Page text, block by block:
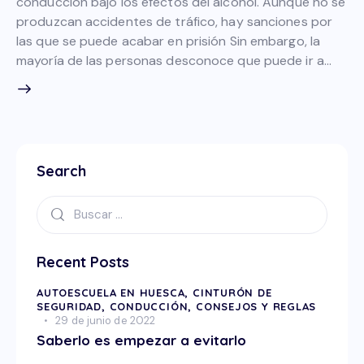
produzcan accidentes de tráfico, hay sanciones por
las que se puede acabar en prisión Sin embargo, la
mayoría de las personas desconoce que puede ir a…
Search
Recent Posts
AUTOESCUELA EN HUESCA, CINTURÓN DE
SEGURIDAD, CONDUCCIÓN, CONSEJOS Y REGLAS
29 de junio de 2022
Saberlo es empezar a evitarlo